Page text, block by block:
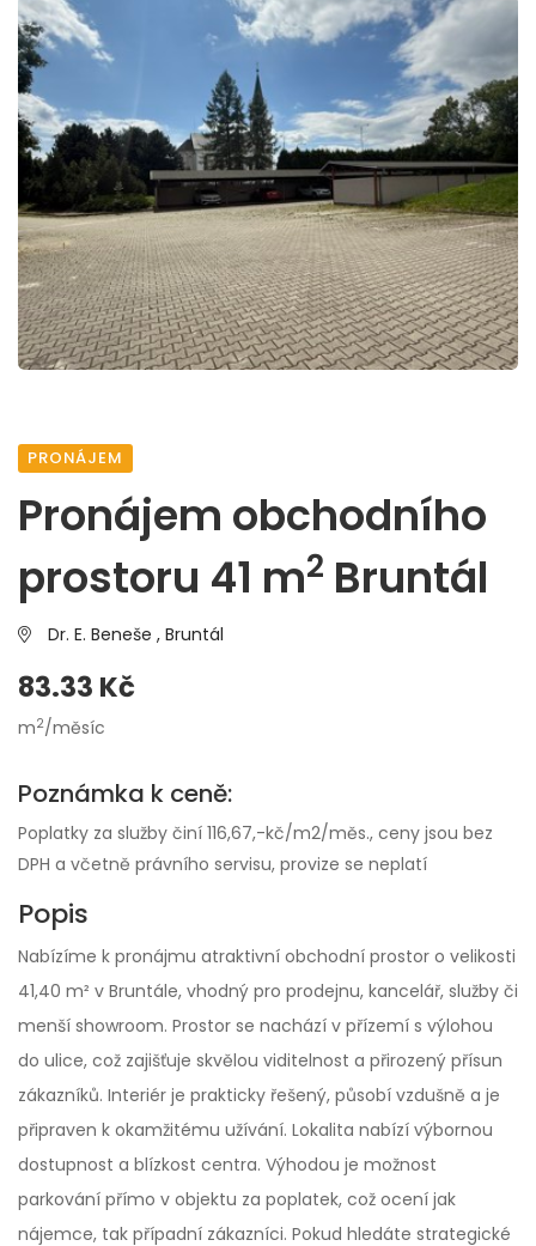
PRONÁJEM
Pronájem obchodního
prostoru 41 m2 Bruntál
Dr. E. Beneše , Bruntál
83.33 Kč
m2/měsíc
Poznámka k ceně:
Poplatky za služby činí 116,67,-kč/m2/měs., ceny jsou bez
DPH a včetně právního servisu, provize se neplatí
Popis
Nabízíme k pronájmu atraktivní obchodní prostor o velikosti
41,40 m² v Bruntále, vhodný pro prodejnu, kancelář, služby či
menší showroom. Prostor se nachází v přízemí s výlohou
do ulice, což zajišťuje skvělou viditelnost a přirozený přísun
zákazníků. Interiér je prakticky řešený, působí vzdušně a je
připraven k okamžitému užívání. Lokalita nabízí výbornou
dostupnost a blízkost centra. Výhodou je možnost
parkování přímo v objektu za poplatek, což ocení jak
nájemce, tak případní zákazníci. Pokud hledáte strategické